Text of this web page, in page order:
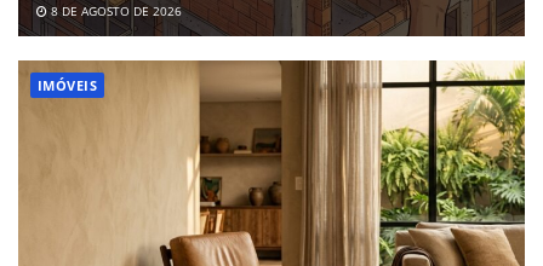
8 DE AGOSTO DE 2026
IMÓVEIS